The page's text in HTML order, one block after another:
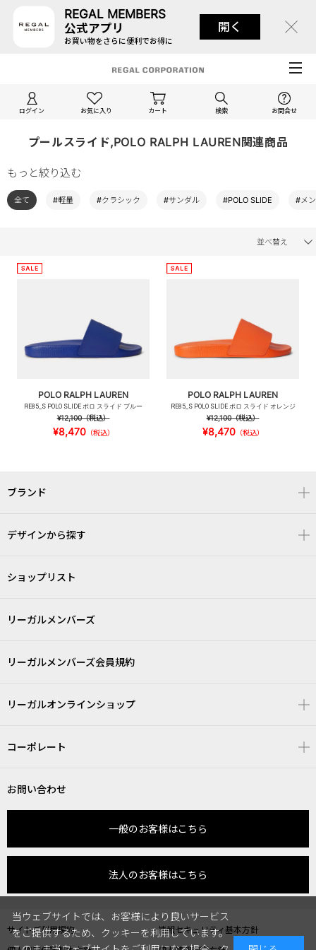
REGAL MEMBERS
公式アプリ
お買い物をさらに便利でお得に
開く
ログイン お気に入り カート 検索 お問合せ
プールスライド,POLO RALPH LAUREN関連商品
もっと絞り込む
全て #軽量 #クラシック #サンダル #POLO SLIDE #メ
並べ替え
POLO RALPH LAUREN
RE85_S POLO SLIDE ポロ スライド ブルー
¥12,100（税込）
¥8,470（税込）
POLO RALPH LAUREN
RE85_S POLO SLIDE ポロ スライド オレンジ
¥12,100（税込）
¥8,470（税込）
ブランド
デザインから探す
ショップリスト
リーガルメンバーズ
リーガルメンバーズ会員規約
リーガルオンラインショップ
コーポレート
お問い合わせ
一般のお客様はこちら
法人のお客様はこちら
サイトご利用規約
情報セキュリティ基本方針
当ウェブサイトでは、お客様により良いサービス
をご提供するため、クッキーを利用しています。